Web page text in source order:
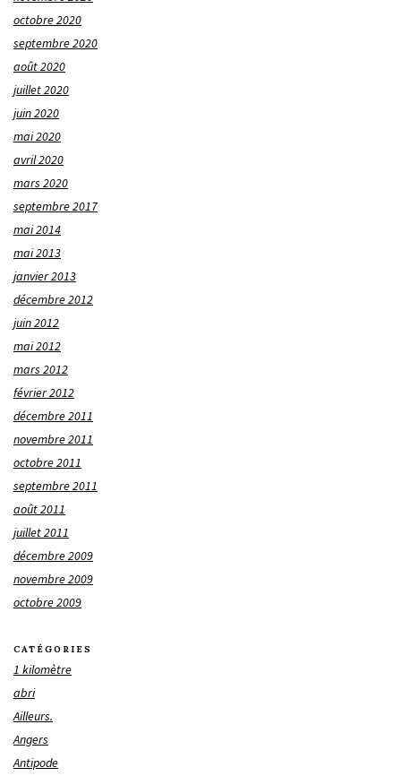
octobre 2020
septembre 2020
août 2020
juillet 2020
juin 2020
mai 2020
avril 2020
mars 2020
septembre 2017
mai 2014
mai 2013
janvier 2013
décembre 2012
juin 2012
mai 2012
mars 2012
février 2012
décembre 2011
novembre 2011
octobre 2011
septembre 2011
août 2011
juillet 2011
décembre 2009
novembre 2009
octobre 2009
CATÉGORIES
1 kilomètre
abri
Ailleurs.
Angers
Antipode